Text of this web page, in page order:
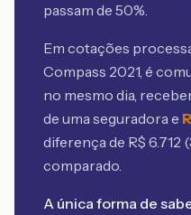
passam de 50%.
Em cotações
Compass 2021, é
no mesmo dia,
de uma seguradora e
diferença de R$ 6.712 (
comparado.
A única forma de